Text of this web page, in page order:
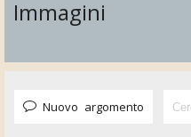
Immagini
Nuovo argomento